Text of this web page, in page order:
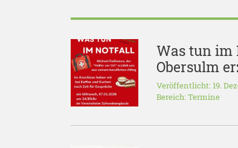
Was tun im
Obersulm
Veröffentlicht: 19.
Bereich:Termine